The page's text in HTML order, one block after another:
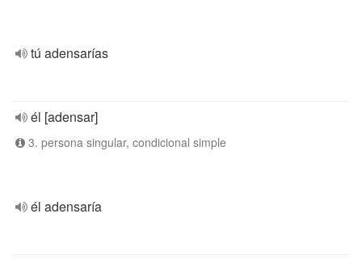
tú adensarías
él [adensar]
3. persona singular, condicional simple
él adensaría